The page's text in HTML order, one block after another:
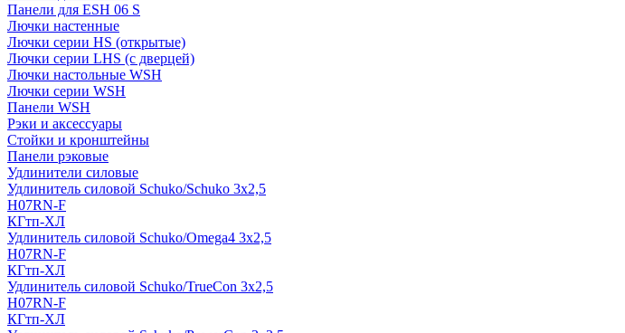
Панели для ESH 06 S
Лючки настенные
Лючки серии HS (открытые)
Лючки серии LHS (с дверцей)
Лючки настольные WSH
Лючки серии WSH
Панели WSH
Рэки и аксессуары
Стойки и кронштейны
Панели рэковые
Удлинители силовые
Удлинитель силовой Schuko/Schuko 3х2,5
H07RN-F
КГтп-ХЛ
Удлинитель силовой Schuko/Omega4 3х2,5
H07RN-F
КГтп-ХЛ
Удлинитель силовой Schuko/TrueCon 3х2,5
H07RN-F
КГтп-ХЛ